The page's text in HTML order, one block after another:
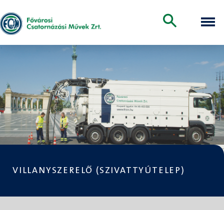
VILLANYSZERELŐ (SZIVATTYÚTELEP)